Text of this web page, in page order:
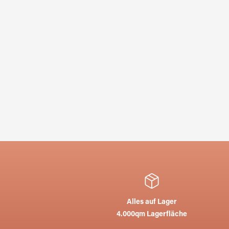
Alles auf Lager
4.000qm Lagerfläche